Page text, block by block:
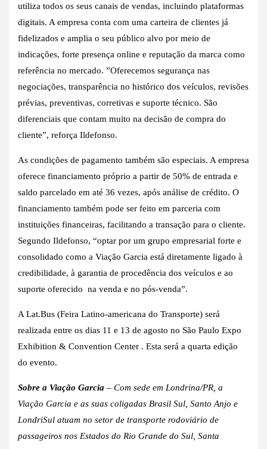
utiliza todos os seus canais de vendas, incluindo plataformas
digitais. A empresa conta com uma carteira de clientes já
fidelizados e amplia o seu público alvo por meio de
indicações, forte presença online e reputação da marca como
referência no mercado. ”Oferecemos segurança nas
negociações, transparência no histórico dos veículos, revisões
prévias, preventivas, corretivas e suporte técnico. São
diferenciais que contam muito na decisão de compra do
cliente”, reforça Ildefonso.
As condições de pagamento também são especiais. A empresa
oferece financiamento próprio a partir de 50% de entrada e
saldo parcelado em até 36 vezes, após análise de crédito. O
financiamento também pode ser feito em parceria com
instituições financeiras, facilitando a transação para o cliente.
Segundo Ildefonso, “optar por um grupo empresarial forte e
consolidado como a Viação Garcia está diretamente ligado à
credibilidade, à garantia de procedência dos veículos e ao
suporte oferecido na venda e no pós-venda”.
A Lat.Bus (Feira Latino-americana do Transporte) será
realizada entre os dias 11 e 13 de agosto no São Paulo Expo
Exhibition & Convention Center . Esta será a quarta edição
do evento.
Sobre a Viação Garcia – Com sede em Londrina/PR, a
Viação Garcia e as suas coligadas Brasil Sul, Santo Anjo e
LondriSul atuam no setor de transporte rodoviário de
passageiros nos Estados do Rio Grande do Sul, Santa